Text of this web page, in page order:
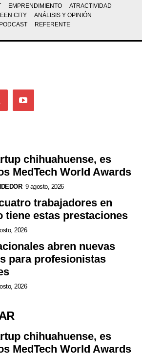
EMPRENDIMIENTO
ATRACTIVIDAD
CITY
ANÁLISIS Y OPINIÓN
REFERENTE
chihuahuense, es
MedTech World Awards
9 agosto, 2026
trabajadores en
tiene estas prestaciones
2026
abren nuevas
para profesionistas
2026
chihuahuense, es
MedTech World Awards